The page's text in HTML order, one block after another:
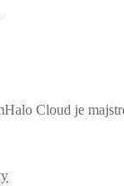
Cloud je